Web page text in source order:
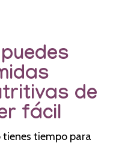
de
fácil
tiempo para